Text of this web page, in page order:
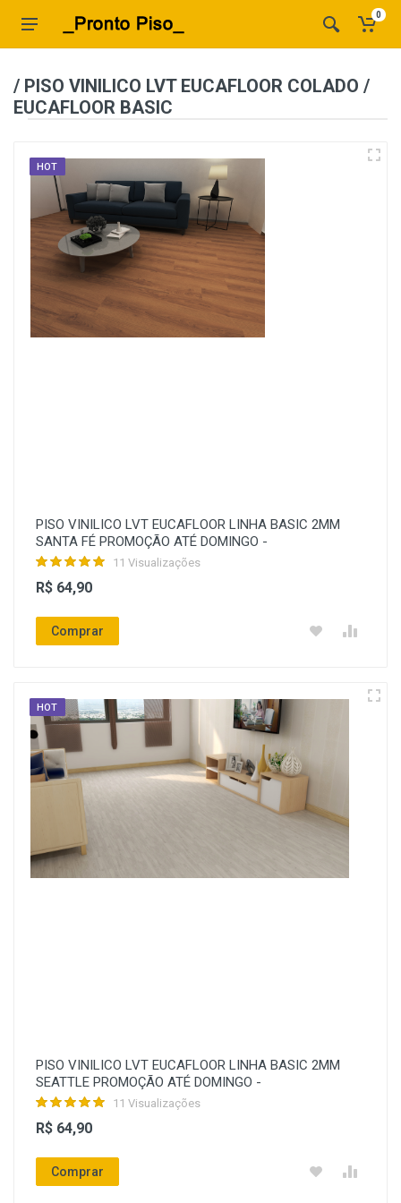
0
/ PISO VINILICO LVT EUCAFLOOR COLADO /
EUCAFLOOR BASIC
HOT
PISO VINILICO LVT EUCAFLOOR LINHA BASIC 2MM
SANTA FÉ PROMOÇÃO ATÉ DOMINGO -
11 Visualizações
R$ 64,90
Comprar
HOT
PISO VINILICO LVT EUCAFLOOR LINHA BASIC 2MM
SEATTLE PROMOÇÃO ATÉ DOMINGO -
11 Visualizações
R$ 64,90
Comprar